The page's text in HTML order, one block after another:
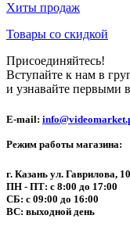
Хиты продаж
Товары со скидкой
Присоединяйтесь!
Вступайте к нам в
и узнавайте первыми
E-mail:
Режим работы магазина:
г. Казань ул. Гаврилова,
ПН - ПТ: с 8:00 до 17:00
СБ: с 09:00 до 16:00
ВС: выходной день